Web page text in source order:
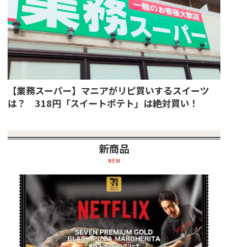
【業務スーパー】マニアがリピ買いするスイーツ
は？ 318円「スイートポテト」は絶対買い！
新商品
NEW